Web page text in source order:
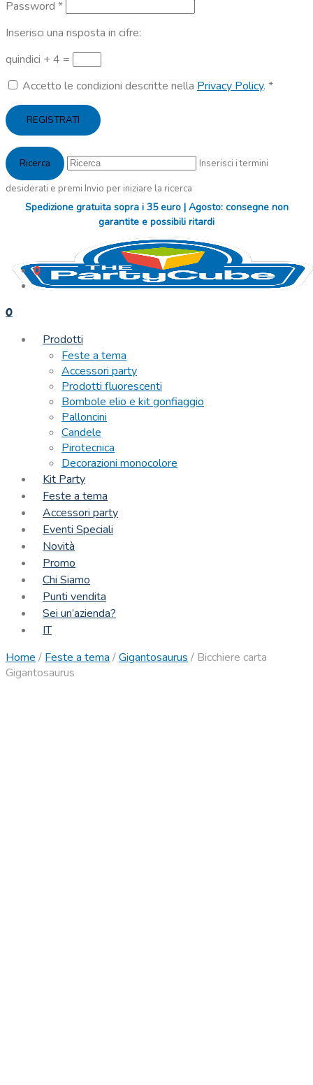
Password *Richiesto
Inserisci una risposta in cifre:
quindici + 4 =
Accetto le condizioni descritte nella Privacy Policy. *
REGISTRATI
Inserisci i termini
desiderati e premi Invio per iniziare la ricerca
Spedizione gratuita sopra i 35 euro | Agosto: consegne non
garantite e possibili ritardi
0
0
Prodotti
Feste a tema
Accessori party
Prodotti fluorescenti
Bombole elio e kit gonfiaggio
Palloncini
Candele
Pirotecnica
Decorazioni monocolore
Kit Party
Feste a tema
Accessori party
Eventi Speciali
Novità
Promo
Chi Siamo
Punti vendita
Sei un’azienda?
IT
Home / Feste a tema /Gigantosaurus / Bicchiere carta
Gigantosaurus